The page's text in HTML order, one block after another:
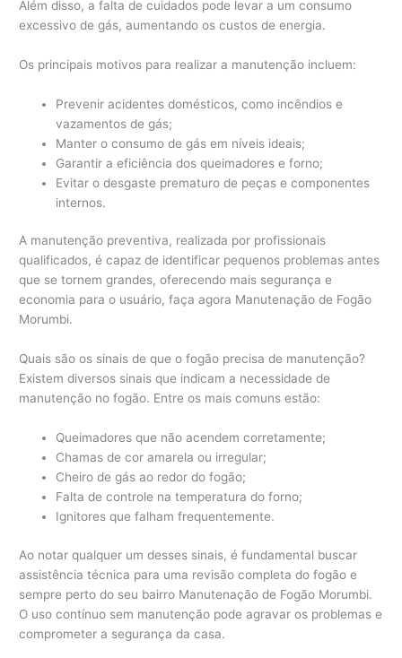
Além disso, a falta de cuidados pode levar a um consumo
excessivo de gás, aumentando os custos de energia.
Os principais motivos para realizar a manutenção incluem:
Prevenir acidentes domésticos, como incêndios e
vazamentos de gás;
Manter o consumo de gás em níveis ideais;
Garantir a eficiência dos queimadores e forno;
Evitar o desgaste prematuro de peças e componentes
internos.
A manutenção preventiva, realizada por profissionais
qualificados, é capaz de identificar pequenos problemas antes
que se tornem grandes, oferecendo mais segurança e
economia para o usuário, faça agora Manutenação de Fogão
Morumbi.
Quais são os sinais de que o fogão precisa de manutenção?
Existem diversos sinais que indicam a necessidade de
manutenção no fogão. Entre os mais comuns estão:
Queimadores que não acendem corretamente;
Chamas de cor amarela ou irregular;
Cheiro de gás ao redor do fogão;
Falta de controle na temperatura do forno;
Ignitores que falham frequentemente.
Ao notar qualquer um desses sinais, é fundamental buscar
assistência técnica para uma revisão completa do fogão e
sempre perto do seu bairro Manutenação de Fogão Morumbi.
O uso contínuo sem manutenção pode agravar os problemas e
comprometer a segurança da casa.